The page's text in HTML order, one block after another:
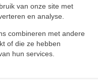
van onze site met
en analyse.
combineren met andere
of die ze hebben
hun services.